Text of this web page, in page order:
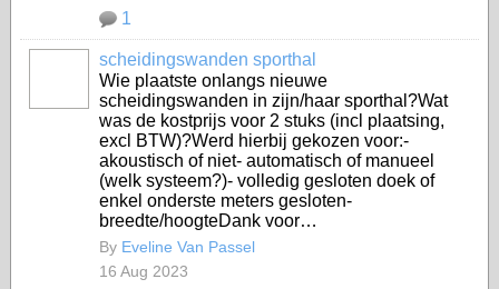
1
scheidingswanden sporthal
Wie plaatste onlangs nieuwe
scheidingswanden in zijn/haar sporthal?Wat
was de kostprijs voor 2 stuks (incl plaatsing,
excl BTW)?Werd hierbij gekozen voor:-
akoustisch of niet- automatisch of manueel
(welk systeem?)- volledig gesloten doek of
enkel onderste meters gesloten-
breedte/hoogteDank voor…
By Eveline Van Passel
16 Aug 2023